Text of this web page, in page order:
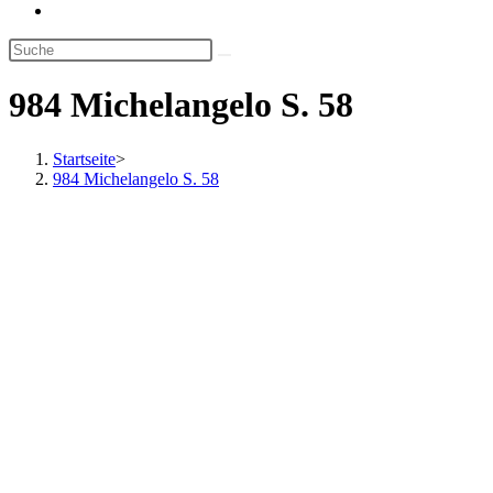
umschalten
984 Michelangelo S. 58
Startseite>
984 Michelangelo S. 58